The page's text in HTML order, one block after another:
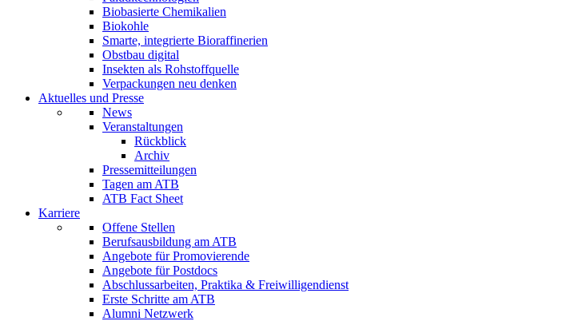
Biobasierte Chemikalien
Biokohle
Smarte, integrierte Bioraffinerien
Obstbau digital
Insekten als Rohstoffquelle
Verpackungen neu denken
Aktuelles und Presse
News
Veranstaltungen
Rückblick
Archiv
Pressemitteilungen
Tagen am ATB
ATB Fact Sheet
Karriere
Offene Stellen
Berufsausbildung am ATB
Angebote für Promovierende
Angebote für Postdocs
Abschlussarbeiten, Praktika & Freiwilligendienst
Erste Schritte am ATB
Alumni Netzwerk